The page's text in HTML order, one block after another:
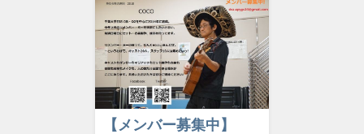
【メンバー募集中】